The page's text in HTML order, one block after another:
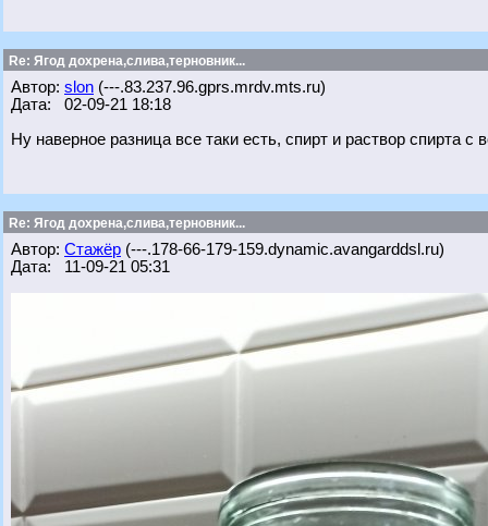
Re: Ягод дохрена,слива,терновник...
Автор: slon (---.83.237.96.gprs.mrdv.mts.ru)
Дата: 02-09-21 18:18
Ну наверное разница все таки есть, спирт и раствор спирта с
Re: Ягод дохрена,слива,терновник...
Автор: Стажёр (---.178-66-179-159.dynamic.avangarddsl.ru)
Дата: 11-09-21 05:31